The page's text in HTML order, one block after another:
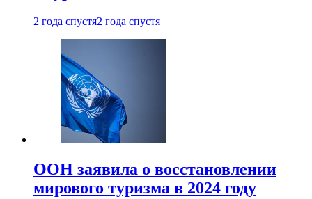
2 года спустя2 года спустя
ООН заявила о восстановлении
мирового туризма в 2024 году